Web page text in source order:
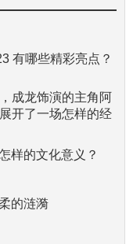
有哪些精彩亮点？
成龙饰演的主角阿
开了一场怎样的经
样的文化意义？
的涟漪